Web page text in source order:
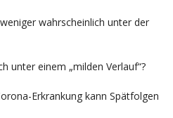
wahrscheinlich unter der
unter einem „milden Verlauf“?
Erkrankung kann Spätfolgen